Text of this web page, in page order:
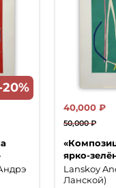
20%
ярко-
Lanskoy
Ланской)
50,000₽
цена
50,000 ₽.
40,000 ₽
цена:
40,000 ₽.